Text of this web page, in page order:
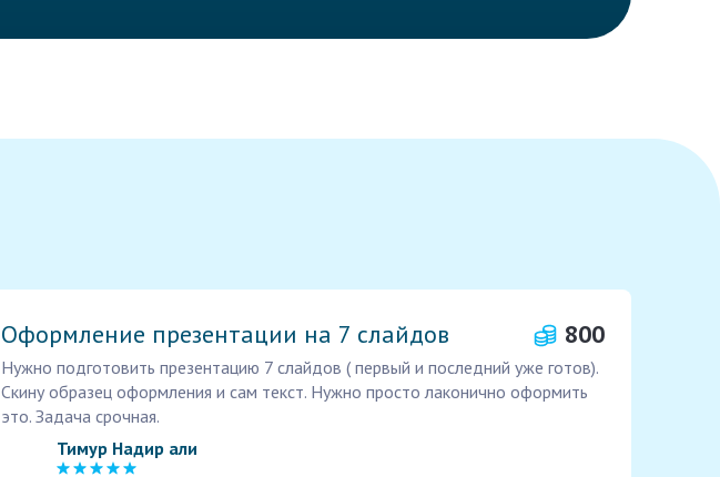
Оформление презентации на 7 слайдов 800
Нужно подготовить презентацию 7 слайдов ( первый и последний уже готов).
Скину образец оформления и сам текст. Нужно просто лаконично оформить
это. Задача срочная.
Тимур Надир али